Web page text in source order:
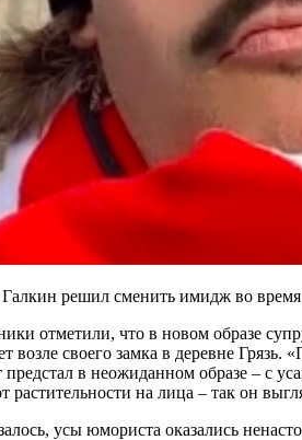
решил сменить имидж во время
отметили, что в новом образе
возле своего замка в деревне
в неожиданном образе – с
растительности на лица – так он
усы юмориста оказались